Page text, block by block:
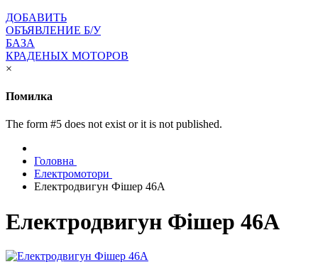
ДОБАВИТЬ
ОБЪЯВЛЕНИЕ Б/У
БАЗА
КРАДЕНЫХ МОТОРОВ
×
Помилка
The form #5 does not exist or it is not published.
Головна
Електромотори
Електродвигун Фішер 46А
Електродвигун Фішер 46А